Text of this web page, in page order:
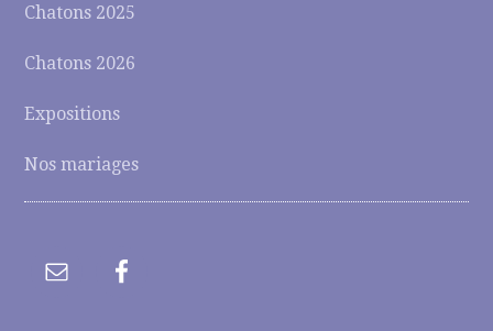
Chatons 2025
Chatons 2026
Expositions
Nos mariages